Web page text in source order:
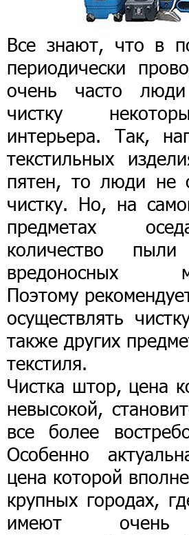
Все знают, что в
периодически
очень часто
чистку
интерьера. Так,
текстильных
пятен, то люди не
чистку. Но, на
предметах
количество
вредоносных
Поэтому
осуществлять
также других
текстиля.
Чистка штор, цена
невысокой,
все более
Особенно
цена которой
крупных городах,
имеют очень